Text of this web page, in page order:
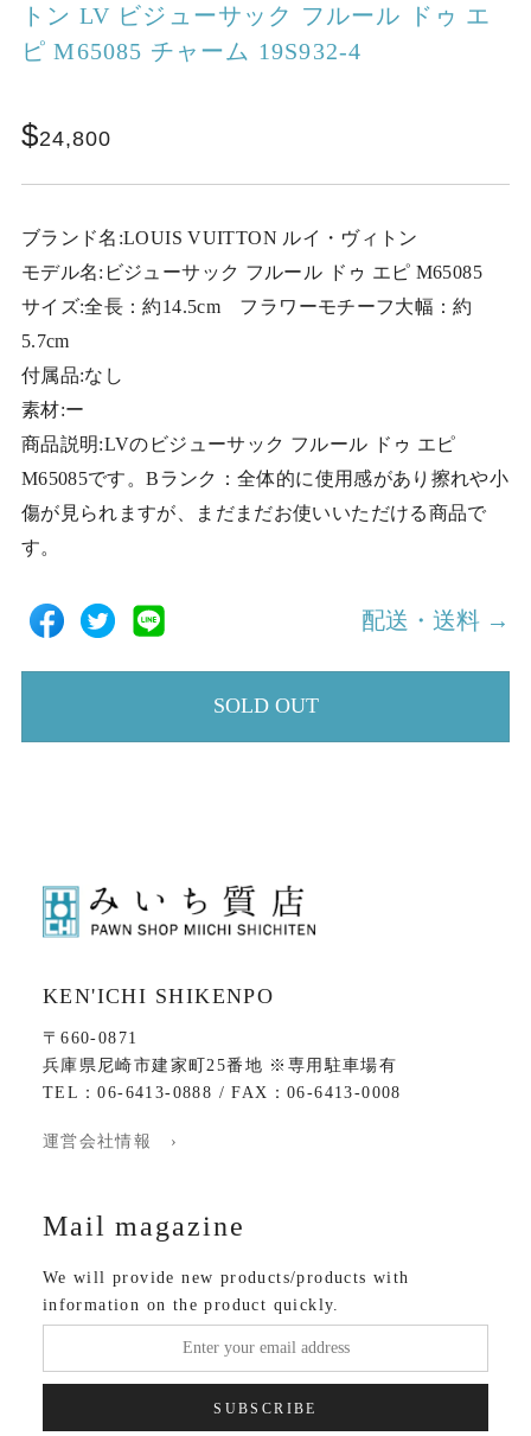
トン LV ビジューサック フルール ドゥ エ
ピ M65085 チャーム 19S932-4
24,800
ブランド名:LOUIS VUITTON ルイ・ヴィトン
モデル名:ビジューサック フルール ドゥ エピ M65085
サイズ:全長：約14.5cm フラワーモチーフ大幅：約
5.7cm
付属品:なし
素材:ー
商品説明:LVのビジューサック フルール ドゥ エピ
M65085です。Bランク：全体的に使用感があり擦れや小
傷が見られますが、まだまだお使いいただける商品で
す。
配送・送料 →
SOLD OUT
KEN'ICHI SHIKENPO
〒660-0871
兵庫県尼崎市建家町25番地 ※専用駐車場有
TEL：06-6413-0888 / FAX：06-6413-0008
運営会社情報 ›
Mail magazine
We will provide new products/products with
information on the product quickly.
SUBSCRIBE